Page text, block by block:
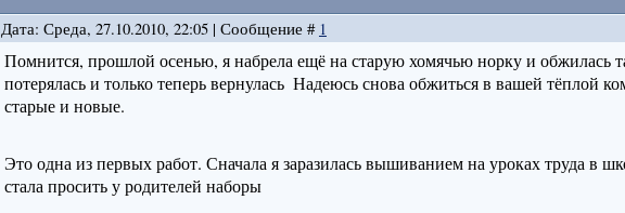
Дата: Среда, 27.10.2010, 22:05 | Сообщение # 1
Помнится, прошлой осенью, я набрела ещё на старую хомячью норку и обжилась
потерялась и только теперь вернулась Надеюсь снова обжиться в вашей тёплой
старые и новые.
Это одна из первых работ. Сначала я заразилась вышиванием на уроках труда в
стала просить у родителей наборы